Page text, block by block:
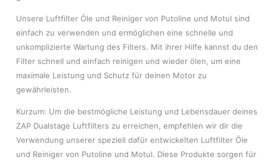
Unsere Luftfilter Öle und Reiniger von Putoline und Motul sind
einfach zu verwenden und ermöglichen eine schnelle und
unkomplizierte Wartung des Filters. Mit ihrer Hilfe kannst du den
Filter schnell und einfach reinigen und wieder ölen, um eine
maximale Leistung und Schutz für deinen Motor zu
gewährleisten.
Kurzum: Um die bestmögliche Leistung und Lebensdauer deines
ZAP Dualstage Luftfilters zu erreichen, empfehlen wir dir die
Verwendung unserer speziell dafür entwickelten Luftfilter Öle
und Reiniger von Putoline und Motul. Diese Produkte sorgen für